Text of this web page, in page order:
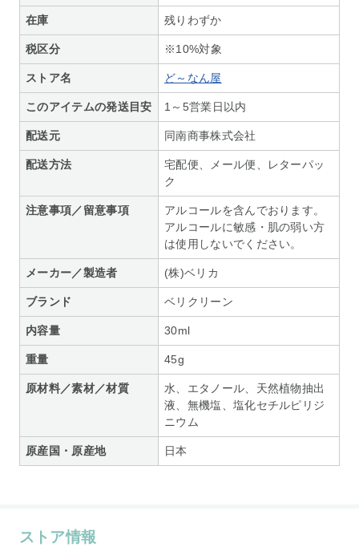
在庫 残りわずか
税区分 ※10%対象
ストア名 ど～なん屋
このアイテムの発送目安 1～5営業日以内
配送元 同南商事株式会社
配送方法
宅配便、メール便、レターパッ
ク
注意事項／留意事項
アルコールを含んでおります。
アルコールに敏感・肌の弱い方
は使用しないでください。
メーカー／製造者 (株)ベリカ
ブランド ベリクリーン
内容量 30ml
重量 45g
原材料／素材／材質
水、エタノール、天然植物抽出
液、無機塩、塩化セチルピリジ
ニウム
原産国・原産地 日本
ストア情報